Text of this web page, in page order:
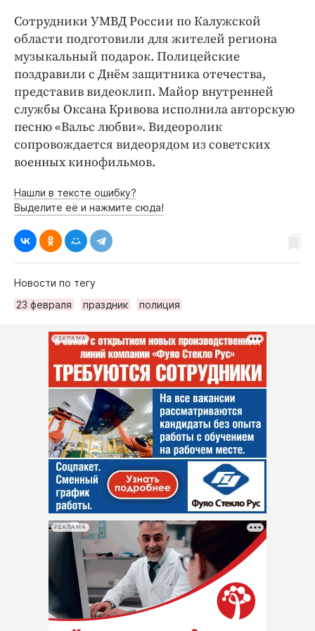
Клиника года
Бренд года
Работодатель года
Сотрудники УМВД России по Калужской
области подготовили для жителей региона
музыкальный подарок. Полицейские
поздравили с Днём защитника отечества,
представив видеоклип. Майор внутренней
службы Оксана Кривова исполнила авторскую
песню «Вальс любви». Видеоролик
сопровождается видеорядом из советских
военных кинофильмов.
Нашли в тексте ошибку?
Выделите её и нажмите сюда!
Новости по тегу
23 февраля
праздник полиция
РЕКЛАМА
РЕКЛАМА